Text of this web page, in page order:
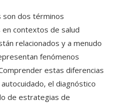
son dos términos
contextos de salud
relacionados y a menudo
fenómenos
estas diferencias
el diagnóstico
de estrategias de